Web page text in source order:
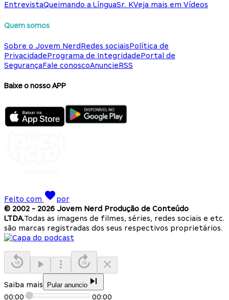
EntrevistaQueimando a LínguaSr. KVeja mais em Vídeos
Quem somos
Sobre o Jovem NerdRedes sociaisPolítica de
PrivacidadePrograma de IntegridadePortal de
SegurançaFale conoscoAnuncieRSS
Baixe o nosso APP
Feito com
por
© 2002 - 2026 Jovem Nerd Produção de Conteúdo
LTDA.Todas as imagens de filmes, séries, redes sociais e etc.
são marcas registradas dos seus respectivos proprietários.
Saiba mais Pular anuncio
00:00 00:00